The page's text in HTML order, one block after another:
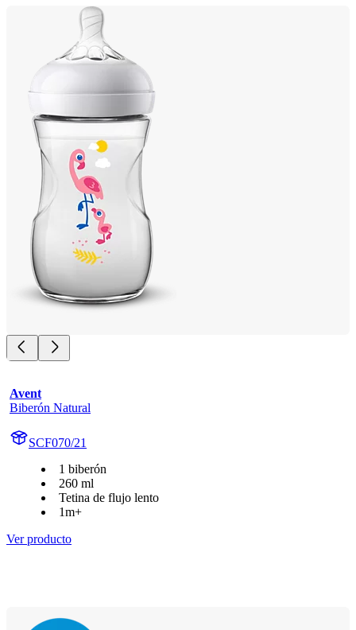
Avent
Biberón Natural
SCF070/21
1 biberón
260 ml
Tetina de flujo lento
1m+
Ver producto